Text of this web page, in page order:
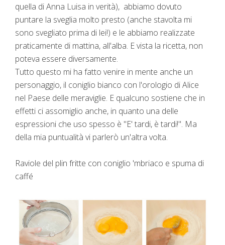
quella di Anna Luisa in verità), abbiamo dovuto
puntare la sveglia molto presto (anche stavolta mi
sono svegliato prima di lei!) e le abbiamo realizzate
praticamente di mattina, all'alba. E vista la ricetta, non
poteva essere diversamente.
Tutto questo mi ha fatto venire in mente anche un
personaggio, il coniglio bianco con l'orologio di Alice
nel Paese delle meraviglie. E qualcuno sostiene che in
effetti ci assomiglio anche, in quanto una delle
espressioni che uso spesso è "E' tardi, è tardi!". Ma
della mia puntualità vi parlerò un'altra volta.
Raviole del plin fritte con coniglio 'mbriaco e spuma di
caffé